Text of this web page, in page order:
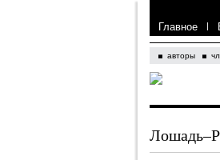
Главное |
авторы